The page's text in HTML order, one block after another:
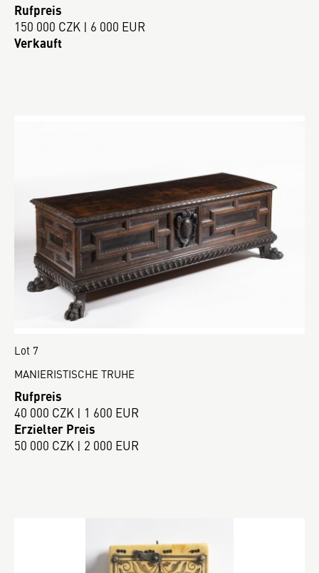
Rufpreis
150 000 CZK | 6 000 EUR
Verkauft
Lot 7
MANIERISTISCHE TRUHE
Rufpreis
40 000 CZK | 1 600 EUR
Erzielter Preis
50 000 CZK | 2 000 EUR